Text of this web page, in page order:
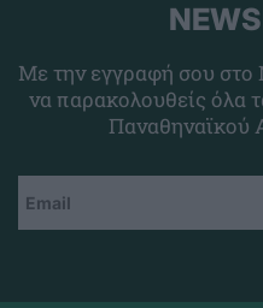
Με την εγγραφή σου
να παρακολουθείς όλα
Παναθηναϊκού